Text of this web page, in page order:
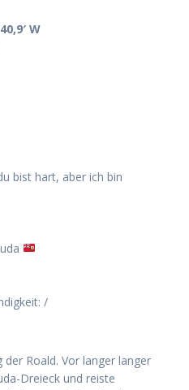
W
bist hart, aber ich bin
/
Roald. Vor langer langer
Dreieck und reiste